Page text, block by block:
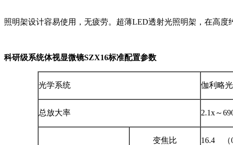
照明架设计容易使用，无疲劳。超薄LED透射光照明架，在高度
科研级系统体视显微镜SZX16标准配置参数
光学系统 伽利略
总放大率 2.1x～
变焦比 16.4 （